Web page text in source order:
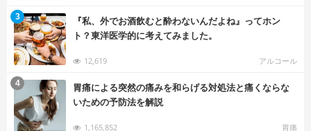
『私、外でお酒飲むと酔わないんだよね』ってホン
ト？東洋医学的に考えてみました。
12,619 アルコール
3
胃痛による突然の痛みを和らげる対処法と痛くならな
いための予防法を解説
1,165,852 胃痛
4